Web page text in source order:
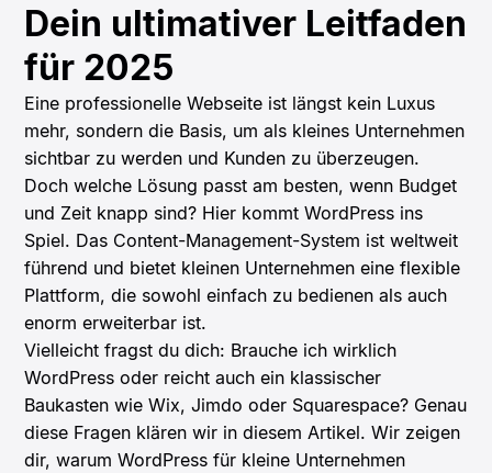
Dein ultimativer Leitfaden
für 2025
Eine professionelle Webseite ist längst kein Luxus
mehr, sondern die Basis, um als kleines Unternehmen
sichtbar zu werden und Kunden zu überzeugen.
Doch welche Lösung passt am besten, wenn Budget
und Zeit knapp sind? Hier kommt WordPress ins
Spiel. Das Content-Management-System ist weltweit
führend und bietet kleinen Unternehmen eine flexible
Plattform, die sowohl einfach zu bedienen als auch
enorm erweiterbar ist.
Vielleicht fragst du dich: Brauche ich wirklich
WordPress oder reicht auch ein klassischer
Baukasten wie Wix, Jimdo oder Squarespace? Genau
diese Fragen klären wir in diesem Artikel. Wir zeigen
dir, warum WordPress für kleine Unternehmen